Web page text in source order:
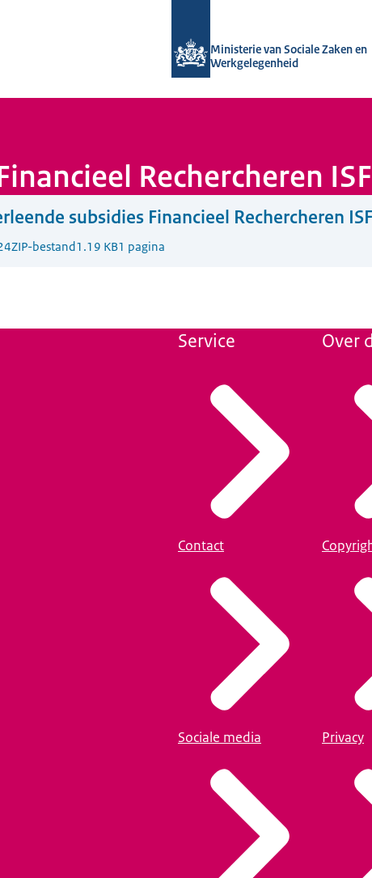
Ministerie van Sociale Zaken en
Werkgelegenheid
Rechercheren
subsidies Financieel Rechercheren
ZIP-bestand1.19 KB1 pagina
Service
Contact
Sociale media
Over
Privacy